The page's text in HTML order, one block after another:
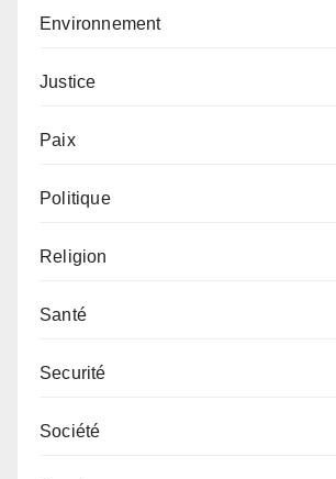
Environnement
Justice
Paix
Politique
Religion
Santé
Securité
Société